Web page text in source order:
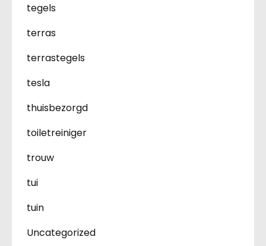
tegels
terras
terrastegels
tesla
thuisbezorgd
toiletreiniger
trouw
tui
tuin
Uncategorized